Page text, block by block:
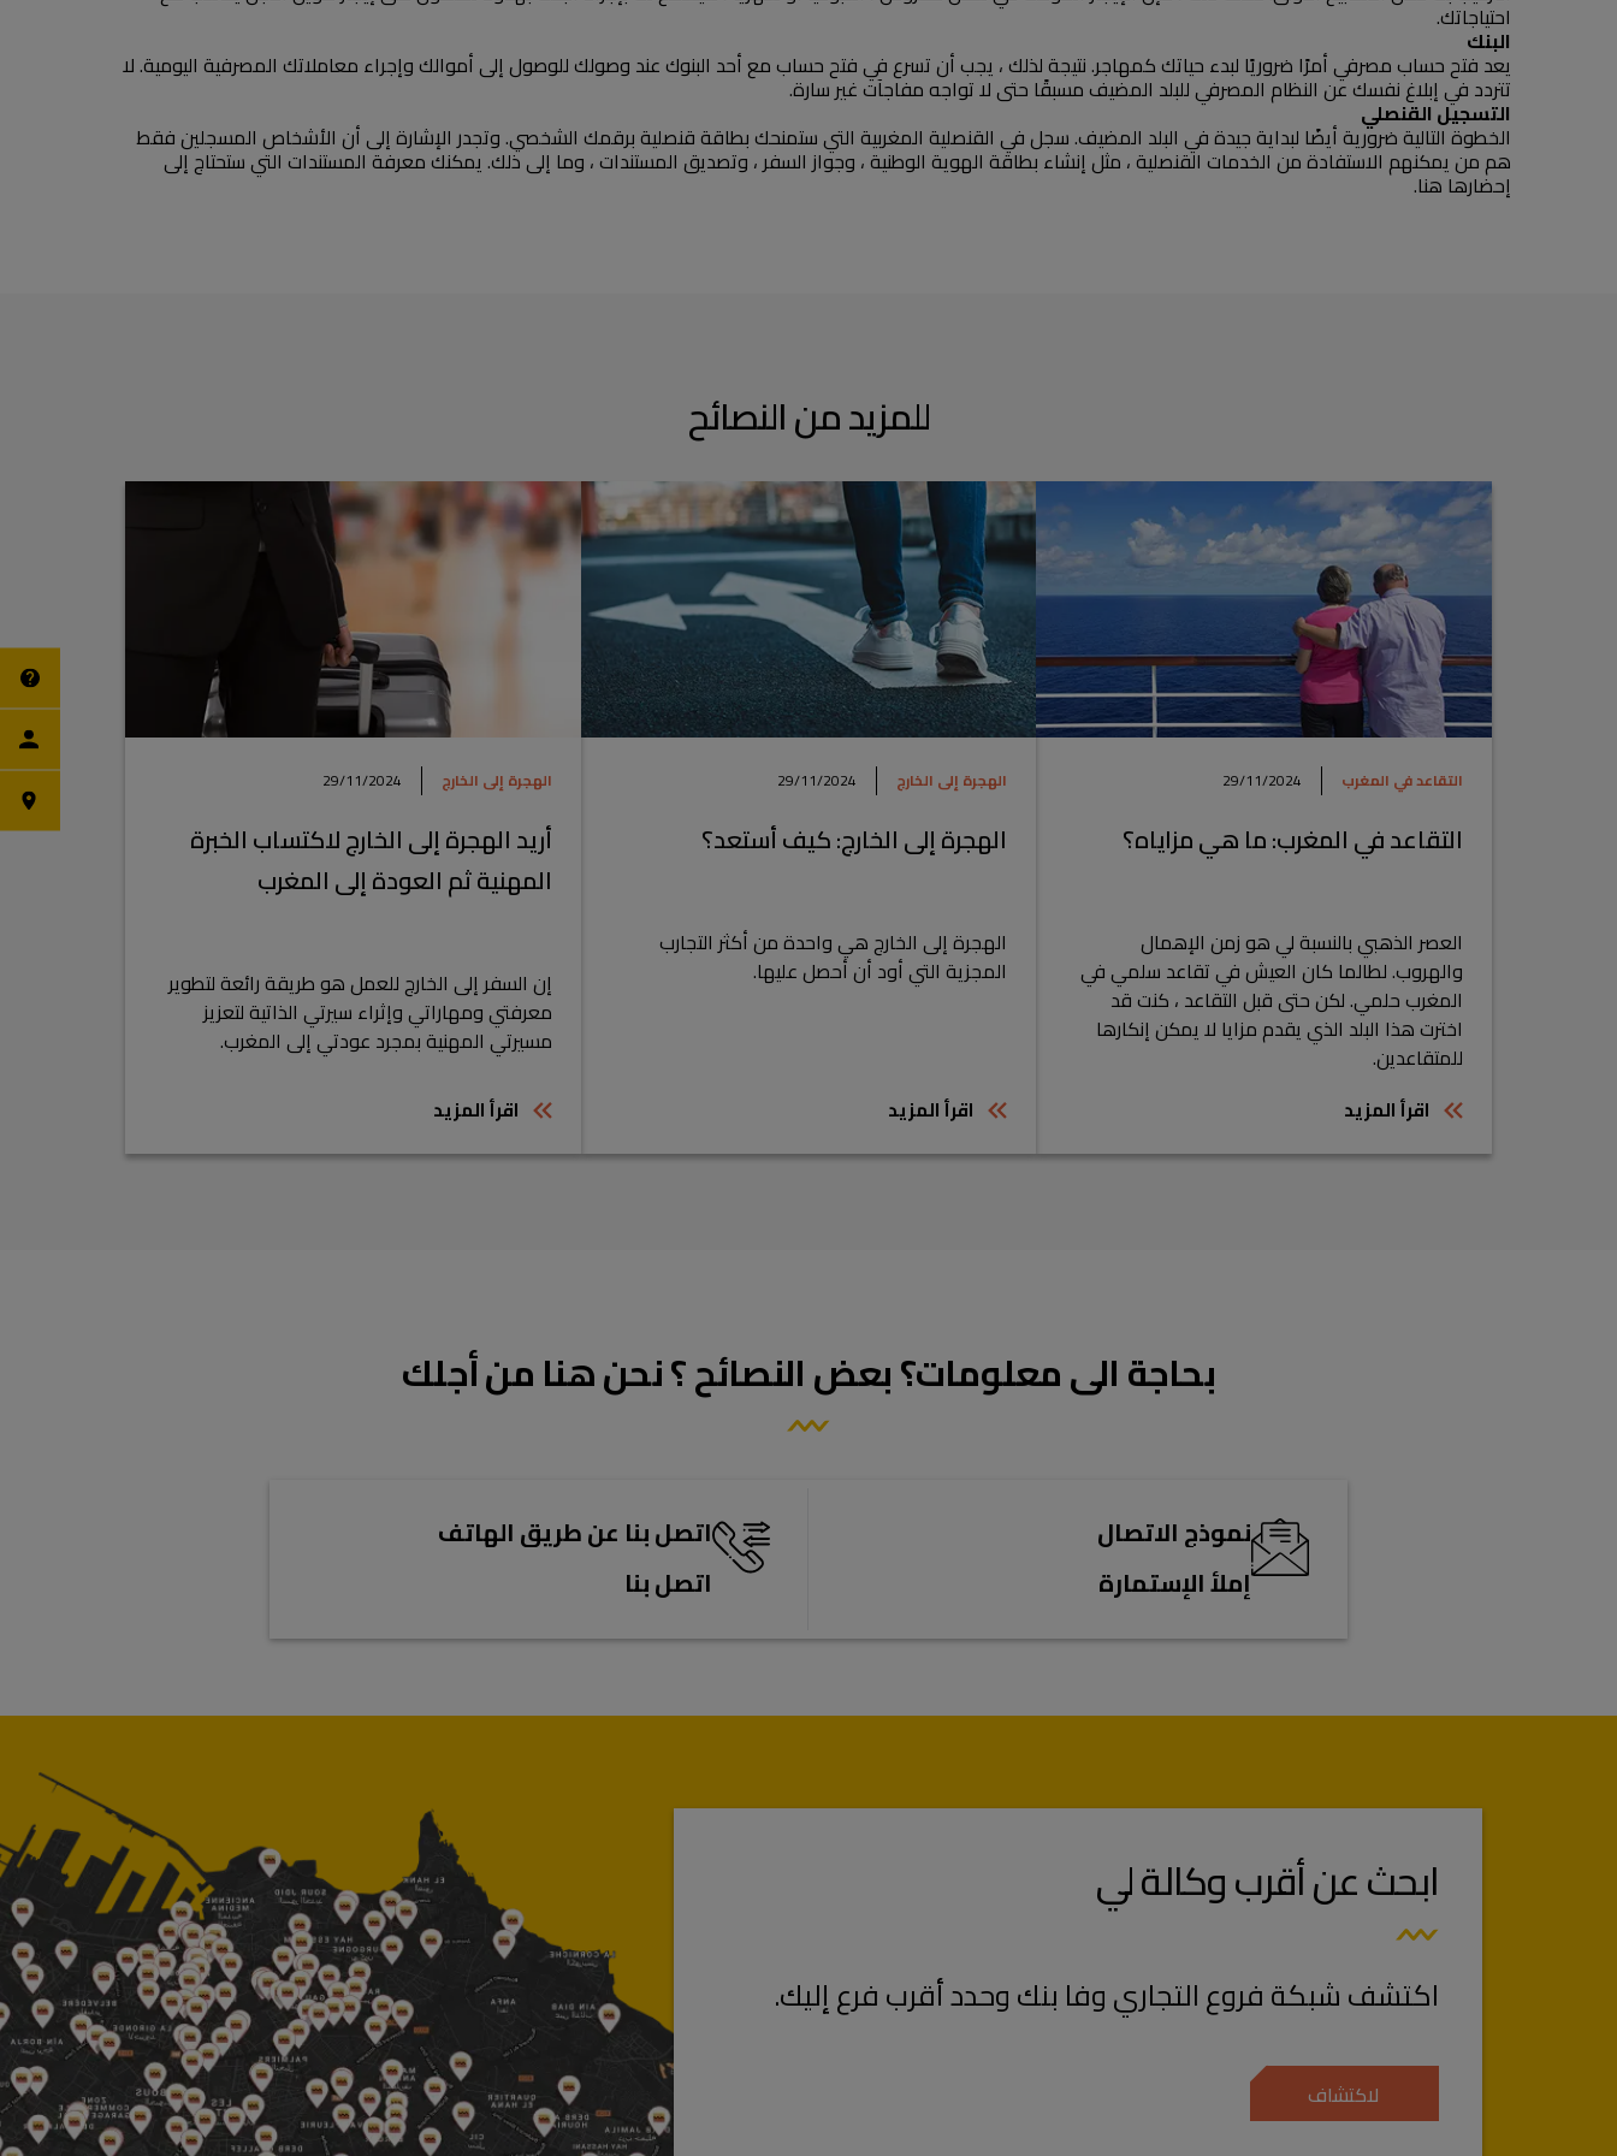
احتياجاتك.
البنك
يعد فتح حساب مصرفي أمرًا ضروريًا لبدء حياتك كمهاجر. نتيجة لذلك ، يجب أن تسرع في فتح حساب مع أحد البنوك عند وصولك للوصول إلى أموالك وإجراء معاملاتك المصرفية اليومية. لا
تتردد في إبلاغ نفسك عن النظام المصرفي للبلد المضيف مسبقًا حتى لا تواجه مفاجآت غير سارة.
التسجيل القنصلي
الخطوة التالية ضرورية أيضًا لبداية جيدة في البلد المضيف. سجل في القنصلية المغربية التي ستمنحك بطاقة قنصلية برقمك الشخصي. وتجدر الإشارة إلى أن الأشخاص المسجلين فقط
هم من يمكنهم الاستفادة من الخدمات القنصلية ، مثل إنشاء بطاقة الهوية الوطنية ، وجواز السفر ، وتصديق المستندات ، وما إلى ذلك. يمكنك معرفة المستندات التي ستحتاج إلى
إحضارها هنا.
للمزيد من النصائح
التقاعد في المغرب 29/11/2024
التقاعد في المغرب: ما هي مزاياه؟
العصر الذهبي بالنسبة لي هو زمن الإهمال
والهروب. لطالما كان العيش في تقاعد سلمي في
المغرب حلمي. لكن حتى قبل التقاعد ، كنت قد
اخترت هذا البلد الذي يقدم مزايا لا يمكن إنكارها
للمتقاعدين.
اقرأ المزيد
الهجرة إلى الخارج 29/11/2024
الهجرة إلى الخارج: كيف أستعد؟
الهجرة إلى الخارج هي واحدة من أكثر التجارب
المجزية التي أود أن أحصل عليها.
اقرأ المزيد
الهجرة إلى الخارج 29/11/2024
أريد الهجرة إلى الخارج لاكتساب الخبرة
المهنية ثم العودة إلى المغرب
إن السفر إلى الخارج للعمل هو طريقة رائعة لتطوير
معرفتي ومهاراتي وإثراء سيرتي الذاتية لتعزيز
مسيرتي المهنية بمجرد عودتي إلى المغرب.
اقرأ المزيد
بحاجة الى معلومات؟ بعض النصائح ؟ نحن هنا من أجلك
نموذج الاتصال
إملأ الإستمارة
اتصل بنا عن طريق الهاتف
اتصل بنا
ابحث عن أقرب وكالة لي
اكتشف شبكة فروع التجاري وفا بنك وحدد أقرب فرع إليك.
لاكتشاف